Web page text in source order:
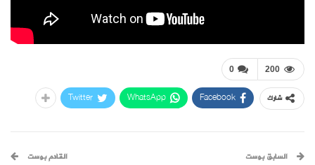
0 200
شارك Facebook
WhatsApp
Twitter
السابق بوست القادم بوست